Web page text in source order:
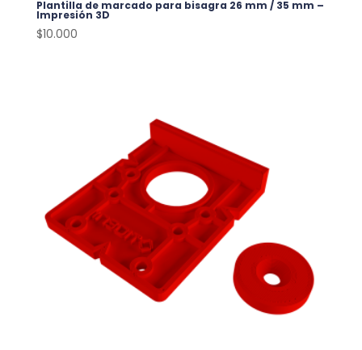
Plantilla de marcado para bisagra 26 mm / 35 mm –
Impresión 3D
$10.000